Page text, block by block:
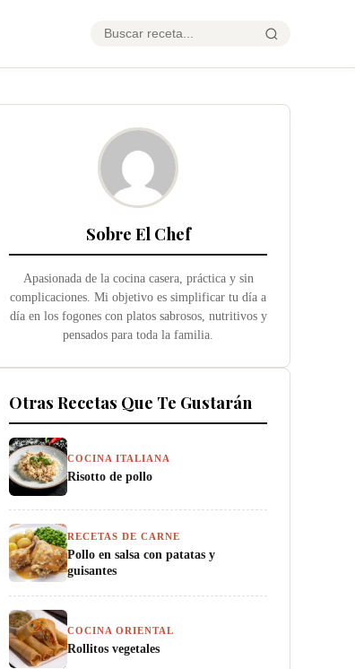
Sobre El Chef
Apasionada de la cocina casera, práctica y sin
complicaciones. Mi objetivo es simplificar tu día a
día en los fogones con platos sabrosos, nutritivos y
pensados para toda la familia.
Otras Recetas Que Te Gustarán
COCINA ITALIANA
Risotto de pollo
RECETAS DE CARNE
Pollo en salsa con patatas y
guisantes
COCINA ORIENTAL
Rollitos vegetales